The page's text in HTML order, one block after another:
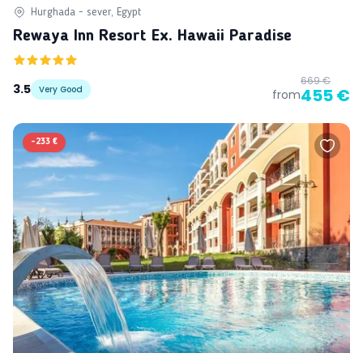
Hurghada - sever, Egypt
Rewaya Inn Resort Ex. Hawaii Paradise
3.5 Very Good from
669 €
455 €
-233 €